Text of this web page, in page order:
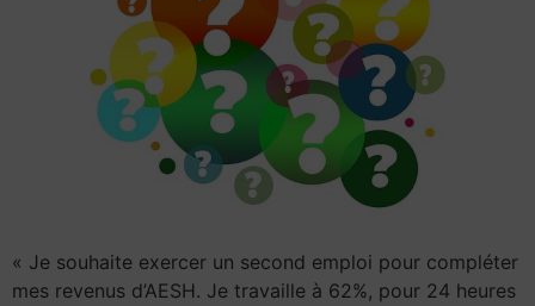
« Je souhaite exercer un second emploi pour compléter
mes revenus d’AESH. Je travaille à 62%, pour 24 heures